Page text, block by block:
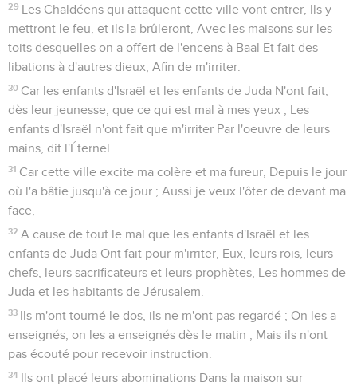
29 Les Chaldéens qui attaquent cette ville vont entrer, Ils y
mettront le feu, et ils la brûleront, Avec les maisons sur les
toits desquelles on a offert de l'encens à Baal Et fait des
libations à d'autres dieux, Afin de m'irriter.
30 Car les enfants d'Israël et les enfants de Juda N'ont fait,
dès leur jeunesse, que ce qui est mal à mes yeux ; Les
enfants d'Israël n'ont fait que m'irriter Par l'oeuvre de leurs
mains, dit l'Éternel.
31 Car cette ville excite ma colère et ma fureur, Depuis le jour
où l'a bâtie jusqu'à ce jour ; Aussi je veux l'ôter de devant ma
face,
32 A cause de tout le mal que les enfants d'Israël et les
enfants de Juda Ont fait pour m'irriter, Eux, leurs rois, leurs
chefs, leurs sacrificateurs et leurs prophètes, Les hommes de
Juda et les habitants de Jérusalem.
33 Ils m'ont tourné le dos, ils ne m'ont pas regardé ; On les a
enseignés, on les a enseignés dès le matin ; Mais ils n'ont
pas écouté pour recevoir instruction.
34 Ils ont placé leurs abominations Dans la maison sur